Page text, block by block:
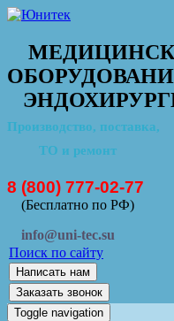
Производство, поставка,
ТО и ремонт
8 (800) 777-02-77
(Бесплатно по РФ)
info@uni-tec.su
Поиск по сайту
Написать нам
Заказать звонок
Toggle navigation